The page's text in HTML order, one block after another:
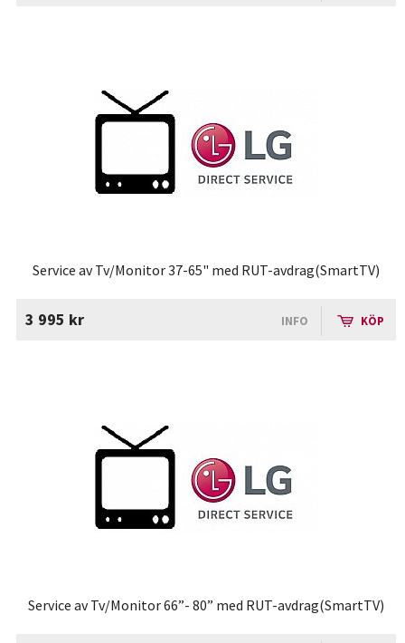
Service av Tv/Monitor 37-65" med RUT-avdrag(SmartTV)
3 995 kr INFO KÖP
Service av Tv/Monitor 66”- 80” med RUT-avdrag(SmartTV)